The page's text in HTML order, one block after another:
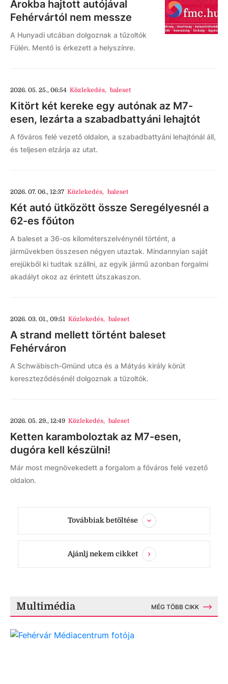
Árokba hajtott autójával
Fehérvártól nem messze
A Hunyadi utcában dolgoznak a tűzoltók
Fülén. Mentő is érkezett a helyszínre.
2026. 05. 25., 06:54 Közlekedés, baleset
Kitört két kereke egy autónak az M7-
esen, lezárta a szabadbattyáni lehajtót
A főváros felé vezető oldalon, a szabadbattyáni lehajtónál áll,
és teljesen elzárja az utat.
2026. 07. 06., 12:37 Közlekedés, baleset
Két autó ütközött össze Seregélyesnél a
62-es főúton
A baleset a 36-os kilométerszelvénynél történt, a
járművekben összesen négyen utaztak. Mindannyian saját
erejükből ki tudtak szállni, az egyik jármű azonban forgalmi
akadályt okoz az érintett útszakaszon.
2026. 03. 01., 09:51 Közlekedés, baleset
A strand mellett történt baleset
Fehérváron
A Schwäbisch-Gmünd utca és a Mátyás király körút
kereszteződésénél dolgoznak a tűzoltók.
2026. 05. 29., 12:49 Közlekedés, baleset
Ketten karamboloztak az M7-esen,
dugóra kell készülni!
Már most megnövekedett a forgalom a főváros felé vezető
oldalon.
Továbbiak betöltése
Ajánlj nekem cikket
Multimédia MÉG TÖBB CIKK